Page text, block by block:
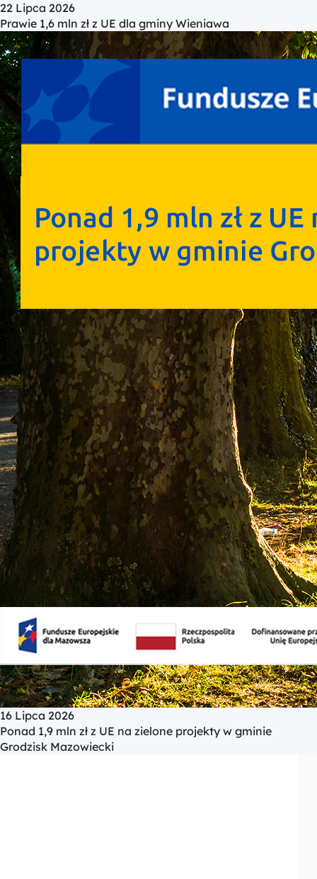
22 Lipca 2026
Prawie 1,6 mln zł z UE dla gminy Wieniawa
16 Lipca 2026
Ponad 1,9 mln zł z UE na zielone projekty w gminie
Grodzisk Mazowiecki